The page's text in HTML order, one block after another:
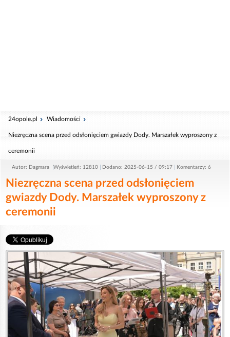
24opole.pl Wiadomości
Niezręczna scena przed odsłonięciem gwiazdy Dody. Marszałek wyproszony z
ceremonii
Autor: Dagmara Wyświetleń: 12810 Dodano: 2025-06-15 / 09:17 Komentarzy: 6
Niezręczna scena przed odsłonięciem
gwiazdy Dody. Marszałek wyproszony z
ceremonii